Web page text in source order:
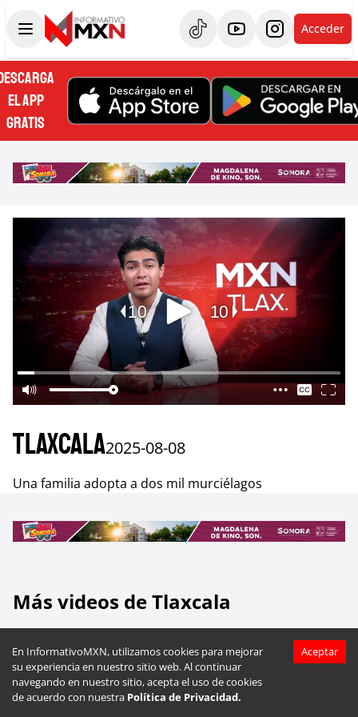
En InformativoMXN, utilizamos cookies para mejorar
su experiencia en nuestro sitio web. Al continuar
navegando en nuestro sitio, acepta el uso de cookies
de acuerdo con nuestra Política de Privacidad.
Aceptar
Acceder
EL APP
GRATIS
Tlaxcala2025-08-08
Una familia adopta a dos mil murciélagos
Más videos deTlaxcala